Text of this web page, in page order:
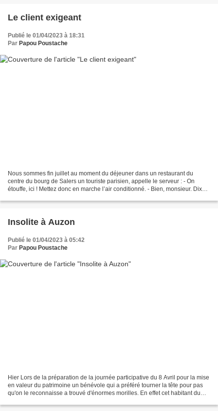
Le client exigeant
Publié le 01/04/2023 à 18:31
Par Papou Poustache
Nous sommes fin juillet au moment du déjeuner dans un restaurant du
centre du bourg de Salers un touriste parisien, appelle le serveur : - On
étouffe, ici ! Mettez donc en marche l’air conditionné. - Bien, monsieur. Dix
Insolite à Auzon
Publié le 01/04/2023 à 05:42
Par Papou Poustache
Hier Lors de la préparation de la journée participative du 8 Avril pour la mise
en valeur du patrimoine un bénévole qui a préféré tourner la tête pour pas
qu'on le reconnaisse a trouvé d'énormes morilles. En effet cet habitant du